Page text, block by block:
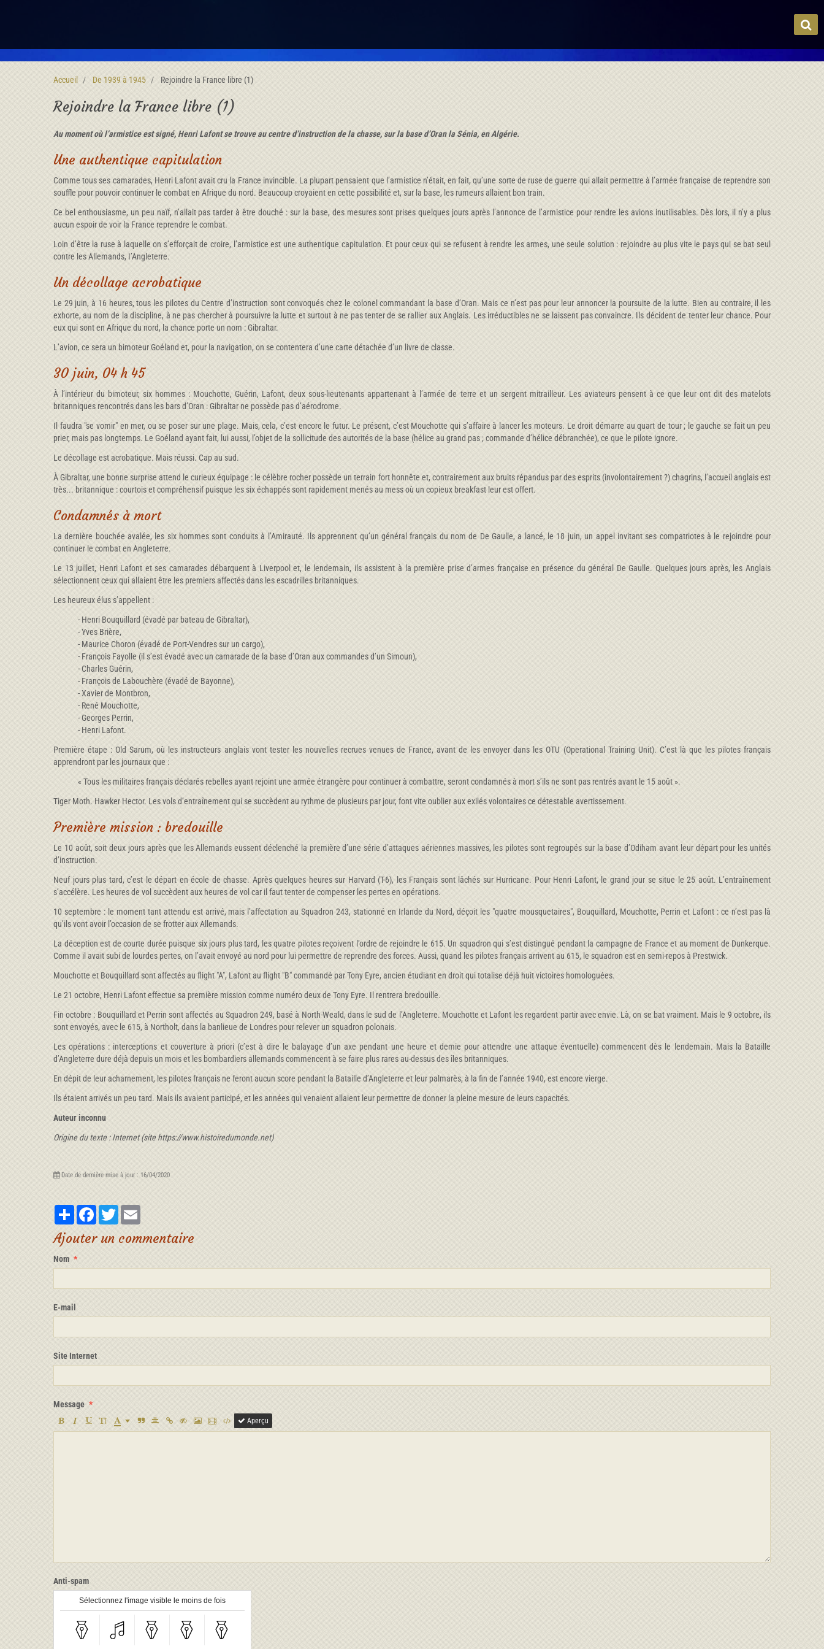
Accueil De 1939 à 1945 Rejoindre la France libre (1)
Rejoindre la France libre (1)
Au moment où l’armistice est signé, Henri Lafont se trouve au centre d’instruction de la chasse, sur la base d’Oran la Sénia, en Algérie.
Une authentique capitulation
Comme tous ses camarades, Henri Lafont avait cru la France invincible. La plupart pensaient que l’armistice n’était, en fait, qu’une sorte de ruse de guerre qui allait permettre à l’armée française de reprendre son
souffle pour pouvoir continuer le combat en Afrique du nord. Beaucoup croyaient en cette possibilité et, sur la base, les rumeurs allaient bon train.
Ce bel enthousiasme, un peu naïf, n’allait pas tarder à être douché : sur la base, des mesures sont prises quelques jours après l’annonce de l’armistice pour rendre les avions inutilisables. Dès lors, il n’y a plus
aucun espoir de voir la France reprendre le combat.
Loin d’être la ruse à laquelle on s’efforçait de croire, l’armistice est une authentique capitulation. Et pour ceux qui se refusent à rendre les armes, une seule solution : rejoindre au plus vite le pays qui se bat seul
contre les Allemands, I’Angleterre.
Un décollage acrobatique
Le 29 juin, à 16 heures, tous les pilotes du Centre d’instruction sont convoqués chez le colonel commandant la base d’Oran. Mais ce n’est pas pour leur annoncer la poursuite de la lutte. Bien au contraire, il les
exhorte, au nom de la discipline, à ne pas chercher à poursuivre la lutte et surtout à ne pas tenter de se rallier aux Anglais. Les irréductibles ne se laissent pas convaincre. Ils décident de tenter leur chance. Pour
eux qui sont en Afrique du nord, la chance porte un nom : Gibraltar.
L’avion, ce sera un bimoteur Goéland et, pour la navigation, on se contentera d’une carte détachée d’un livre de classe.
30 juin, 04 h 45
À l’intérieur du bimoteur, six hommes : Mouchotte, Guérin, Lafont, deux sous-lieutenants appartenant à l’armée de terre et un sergent mitrailleur. Les aviateurs pensent à ce que leur ont dit des matelots
britanniques rencontrés dans les bars d’Oran : Gibraltar ne possède pas d’aérodrome.
Il faudra "se vomir" en mer, ou se poser sur une plage. Mais, cela, c’est encore le futur. Le présent, c’est Mouchotte qui s’affaire à lancer les moteurs. Le droit démarre au quart de tour ; le gauche se fait un peu
prier, mais pas longtemps. Le Goéland ayant fait, lui aussi, l’objet de la sollicitude des autorités de la base (hélice au grand pas ; commande d’hélice débranchée), ce que le pilote ignore.
Le décollage est acrobatique. Mais réussi. Cap au sud.
À Gibraltar, une bonne surprise attend le curieux équipage : le célèbre rocher possède un terrain fort honnête et, contrairement aux bruits répandus par des esprits (involontairement ?) chagrins, l’accueil anglais est
très... britannique : courtois et compréhensif puisque les six échappés sont rapidement menés au mess où un copieux breakfast leur est offert.
Condamnés à mort
La dernière bouchée avalée, les six hommes sont conduits à l’Amirauté. Ils apprennent qu’un général français du nom de De Gaulle, a lancé, le 18 juin, un appel invitant ses compatriotes à le rejoindre pour
continuer le combat en Angleterre.
Le 13 juillet, Henri Lafont et ses camarades débarquent à Liverpool et, le lendemain, ils assistent à la première prise d’armes française en présence du général De Gaulle. Quelques jours après, les Anglais
sélectionnent ceux qui allaient être les premiers affectés dans les escadrilles britanniques.
Les heureux élus s’appellent :
- Henri Bouquillard (évadé par bateau de Gibraltar),
- Yves Brière,
- Maurice Choron (évadé de Port-Vendres sur un cargo),
- François Fayolle (il s’est évadé avec un camarade de la base d’Oran aux commandes d’un Simoun),
- Charles Guérin,
- François de Labouchère (évadé de Bayonne),
- Xavier de Montbron,
- René Mouchotte,
- Georges Perrin,
- Henri Lafont.
Première étape : Old Sarum, où les instructeurs anglais vont tester les nouvelles recrues venues de France, avant de les envoyer dans les OTU (Operational Training Unit). C’est là que les pilotes français
apprendront par les journaux que :
« Tous les militaires français déclarés rebelles ayant rejoint une armée étrangère pour continuer à combattre, seront condamnés à mort s’ils ne sont pas rentrés avant le 15 août ».
Tiger Moth. Hawker Hector. Les vols d’entraînement qui se succèdent au rythme de plusieurs par jour, font vite oublier aux exilés volontaires ce détestable avertissement.
Première mission : bredouille
Le 10 août, soit deux jours après que les Allemands eussent déclenché la première d’une série d’attaques aériennes massives, les pilotes sont regroupés sur la base d’Odiham avant leur départ pour les unités
d’instruction.
Neuf jours plus tard, c’est le départ en école de chasse. Après quelques heures sur Harvard (T-6), les Français sont lâchés sur Hurricane. Pour Henri Lafont, le grand jour se situe le 25 août. L’entraînement
s’accélère. Les heures de vol succèdent aux heures de vol car il faut tenter de compenser les pertes en opérations.
10 septembre : le moment tant attendu est arrivé, mais l’affectation au Squadron 243, stationné en Irlande du Nord, déçoit les "quatre mousquetaires", Bouquillard, Mouchotte, Perrin et Lafont : ce n’est pas là
qu’ils vont avoir l’occasion de se frotter aux Allemands.
La déception est de courte durée puisque six jours plus tard, les quatre pilotes reçoivent l’ordre de rejoindre le 615. Un squadron qui s’est distingué pendant la campagne de France et au moment de Dunkerque.
Comme il avait subi de lourdes pertes, on l’avait envoyé au nord pour lui permettre de reprendre des forces. Aussi, quand les pilotes français arrivent au 615, le squadron est en semi-repos à Prestwick.
Mouchotte et Bouquillard sont affectés au flight "A", Lafont au flight "B" commandé par Tony Eyre, ancien étudiant en droit qui totalise déjà huit victoires homologuées.
Le 21 octobre, Henri Lafont effectue sa première mission comme numéro deux de Tony Eyre. Il rentrera bredouille.
Fin octobre : Bouquillard et Perrin sont affectés au Squadron 249, basé à North-Weald, dans le sud de l’Angleterre. Mouchotte et Lafont les regardent partir avec envie. Là, on se bat vraiment. Mais le 9 octobre, ils
sont envoyés, avec le 615, à Northolt, dans la banlieue de Londres pour relever un squadron polonais.
Les opérations : interceptions et couverture à priori (c’est à dire le balayage d’un axe pendant une heure et demie pour attendre une attaque éventuelle) commencent dès le lendemain. Mais la Bataille
d’Angleterre dure déjà depuis un mois et les bombardiers allemands commencent à se faire plus rares au-dessus des îles britanniques.
En dépit de leur acharnement, les pilotes français ne feront aucun score pendant la Bataille d’Angleterre et leur palmarès, à la fin de l’année 1940, est encore vierge.
Ils étaient arrivés un peu tard. Mais ils avaient participé, et les années qui venaient allaient leur permettre de donner la pleine mesure de leurs capacités.
Auteur inconnu
Origine du texte : Internet (site https://www.histoiredumonde.net)
Date de dernière mise à jour : 16/04/2020
PartagerFacebookTwitter
Ajouter un commentaire
Nom
E-mail
Site Internet
Message
Aperçu
Anti-spam
Sélectionnez l'image visible le moins de fois